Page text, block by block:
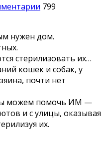
799
нужен дом.
стерилизовать их…
кошек и собак, у
почти нет
можем помочь ИМ —
и с улицы, оказывая
их.